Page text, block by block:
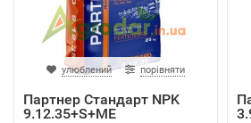
улюблений порівняти
Партнер Стандарт NPK
9.12.35+S+ME